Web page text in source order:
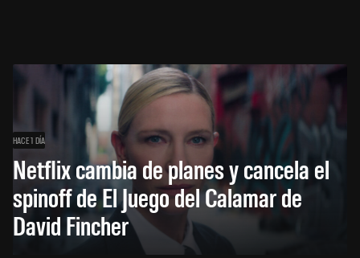
HACE 1 DÍA
Netflix cambia de planes y cancela el
spinoff de El Juego del Calamar de
David Fincher